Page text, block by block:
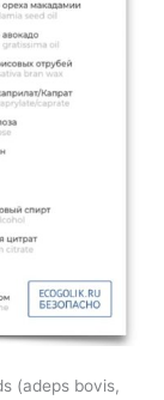
(adeps bovis,